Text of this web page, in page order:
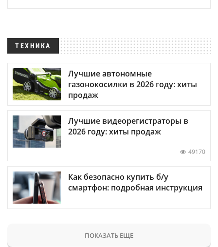
ТЕХНИКА
Лучшие автономные
газонокосилки в 2026 году: хиты
продаж
Лучшие видеорегистраторы в
2026 году: хиты продаж
49170
Как безопасно купить б/у
смартфон: подробная инструкция
ПОКАЗАТЬ ЕЩЕ